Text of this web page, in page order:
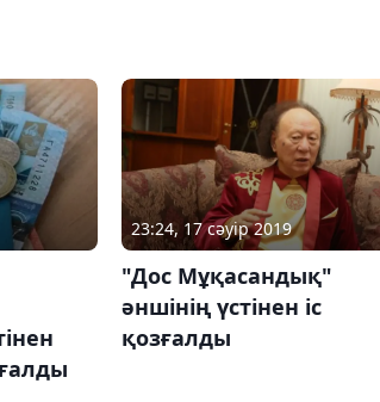
23:24, 17 сәуір 2019
"Дос Мұқасандық"
әншінің үстінен іс
қозғалды